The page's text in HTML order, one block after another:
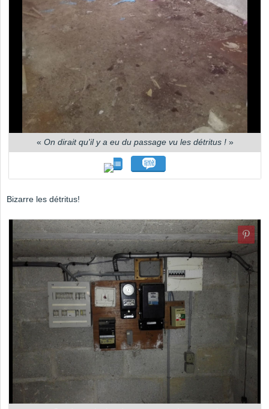
« On dirait qu'il y a eu du passage vu les détritus !»
Bizarre les détritus!